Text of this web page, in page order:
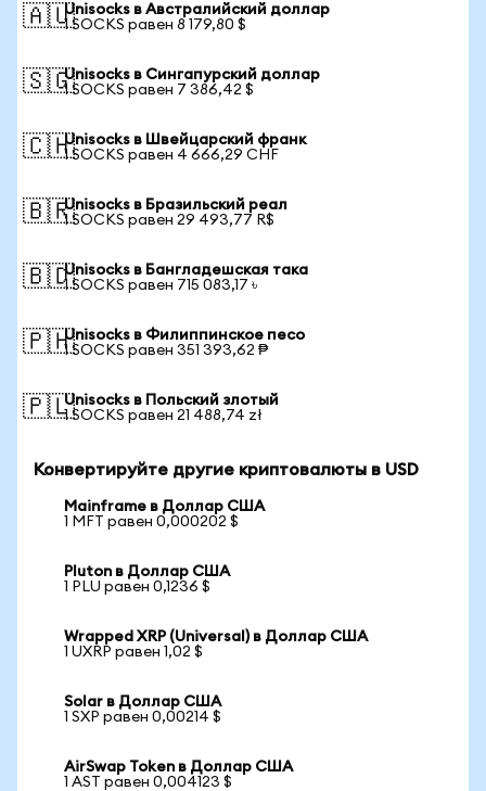
🇦🇺Unisocks в Австралийский доллар
1 SOCKS равен 8 179,80 $
🇸🇬Unisocks в Сингапурский доллар
1 SOCKS равен 7 386,42 $
🇨🇭Unisocks в Швейцарский франк
1 SOCKS равен 4 666,29 CHF
🇧🇷Unisocks в Бразильский реал
1 SOCKS равен 29 493,77 R$
🇧🇩Unisocks в Бангладешская така
1 SOCKS равен 715 083,17 ৳
🇵🇭Unisocks в Филиппинское песо
1 SOCKS равен 351 393,62 ₱
🇵🇱Unisocks в Польский злотый
1 SOCKS равен 21 488,74 zł
Конвертируйте другие криптовалюты в USD
Mainframe в Доллар США
1 MFT равен 0,000202 $
Pluton в Доллар США
1 PLU равен 0,1236 $
Wrapped XRP (Universal) в Доллар США
1 UXRP равен 1,02 $
Solar в Доллар США
1 SXP равен 0,00214 $
AirSwap Token в Доллар США
1 AST равен 0,004123 $